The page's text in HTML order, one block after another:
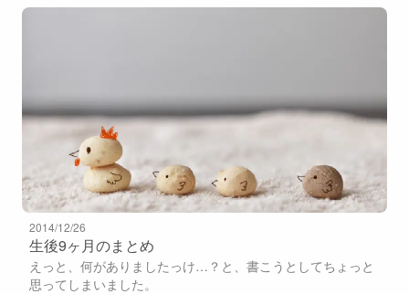
2014/12/26
生後9ヶ月のまとめ
えっと、何がありましたっけ…？と、書こうとしてちょっと
思ってしまいました。